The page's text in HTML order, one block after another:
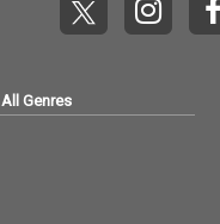
All Genres